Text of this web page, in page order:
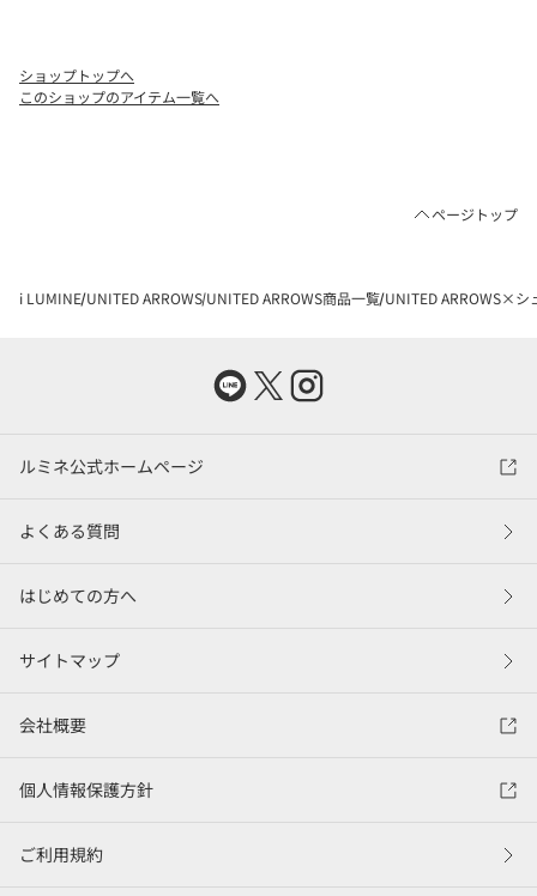
ショップトップへ
このショップのアイテム一覧へ
ページトップ
i LUMINE UNITED ARROWS UNITED ARROWS商品一覧 UNITED ARROWS×シ
ルミネ公式ホームページ
よくある質問
はじめての方へ
サイトマップ
会社概要
個人情報保護方針
ご利用規約